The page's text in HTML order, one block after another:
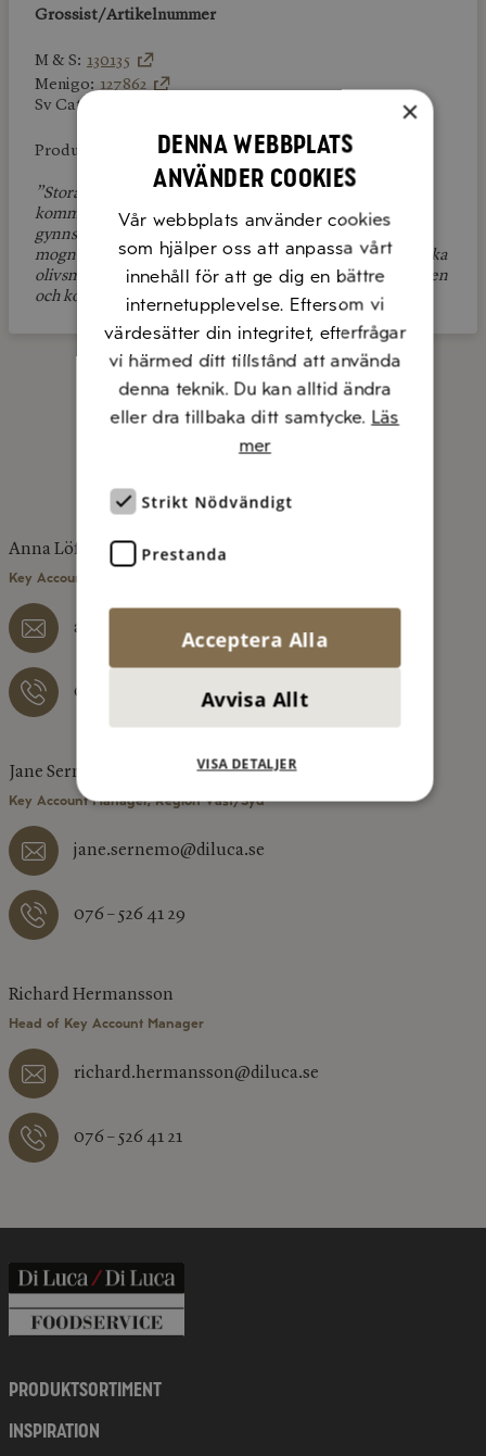
Grossist/Artikelnummer
M & S: 130135
Menigo: 127862
Sv Cater: 3442
Produktlänk: Dabas
”Stora & smakrika Kalamata oliver urkärnade, som
kommer från Grekland, där klimatet är som mest
gynnsamt för att odla de stora oliverna. Först när de
mognat till en djuplila färg och fått sin karaktäristiska, rika
olivsmak
skördas de. Naturligt svarta, fria från färgämnen
och konserveringsmedel”
KONTAKTA OSS
Anna Löfgren
Key Account Manager, Region Mellan/Norr
anna.lofgren@diluca.se
073 – 077 12 06
Jane Sernemo
Key Account Manager, Region Väst/Syd
jane.sernemo@diluca.se
076 – 526 41 29
Richard Hermansson
Head of Key Account Manager
richard.hermansson@diluca.se
076 – 526 41 21
PRODUKTSORTIMENT
INSPIRATION
×
Denna webbplats
använder cookies
Vår webbplats använder cookies
som hjälper oss att anpassa vårt
innehåll för att ge dig en bättre
internetupplevelse. Eftersom vi
värdesätter din integritet, efterfrågar
vi härmed ditt tillstånd att använda
denna teknik. Du kan alltid ändra
eller dra tillbaka ditt samtycke. Läs
mer
Strikt Nödvändigt
Prestanda
Acceptera Alla
Avvisa Allt
VISA DETALJER